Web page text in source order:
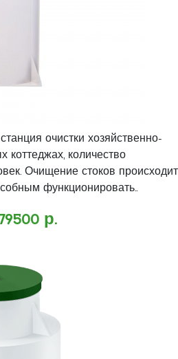
очистки хозяйственно-
коттеджах, количество
Очищение стоков происходит
функционировать..
р.